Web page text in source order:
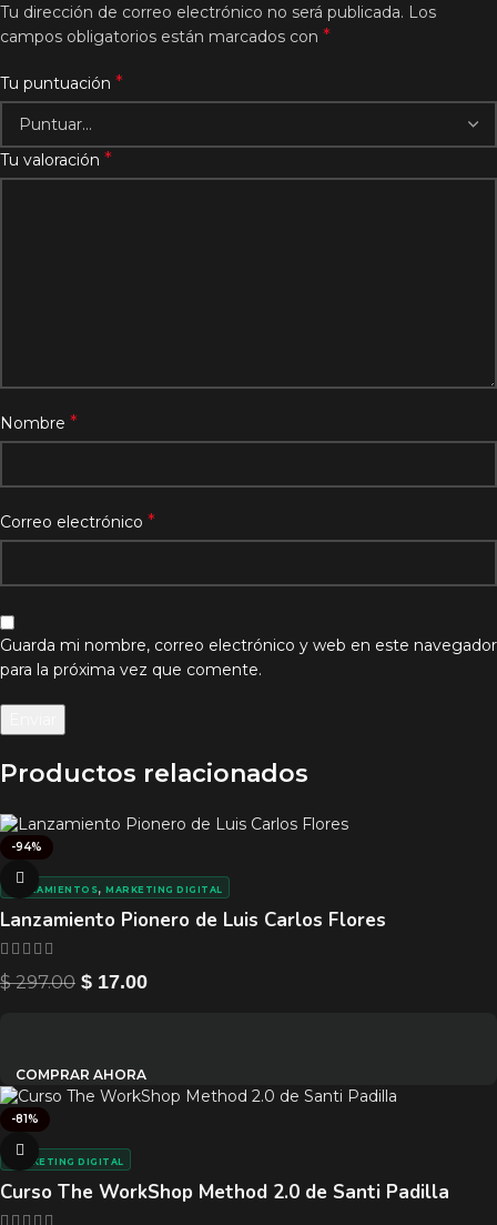
Tu dirección de correo electrónico no será publicada. Los
campos obligatorios están marcados con *
Tu puntuación *
Tu valoración *
Nombre *
Correo electrónico *
Guarda mi nombre, correo electrónico y web en este navegador
para la próxima vez que comente.
Productos relacionados
-94%
Lanzamiento Pionero de Luis Carlos Flores
LANZAMIENTOS, MARKETING DIGITAL
$297.00 $ 17.00
COMPRAR AHORA
-81%
Curso The WorkShop Method 2.0 de Santi Padilla
MARKETING DIGITAL